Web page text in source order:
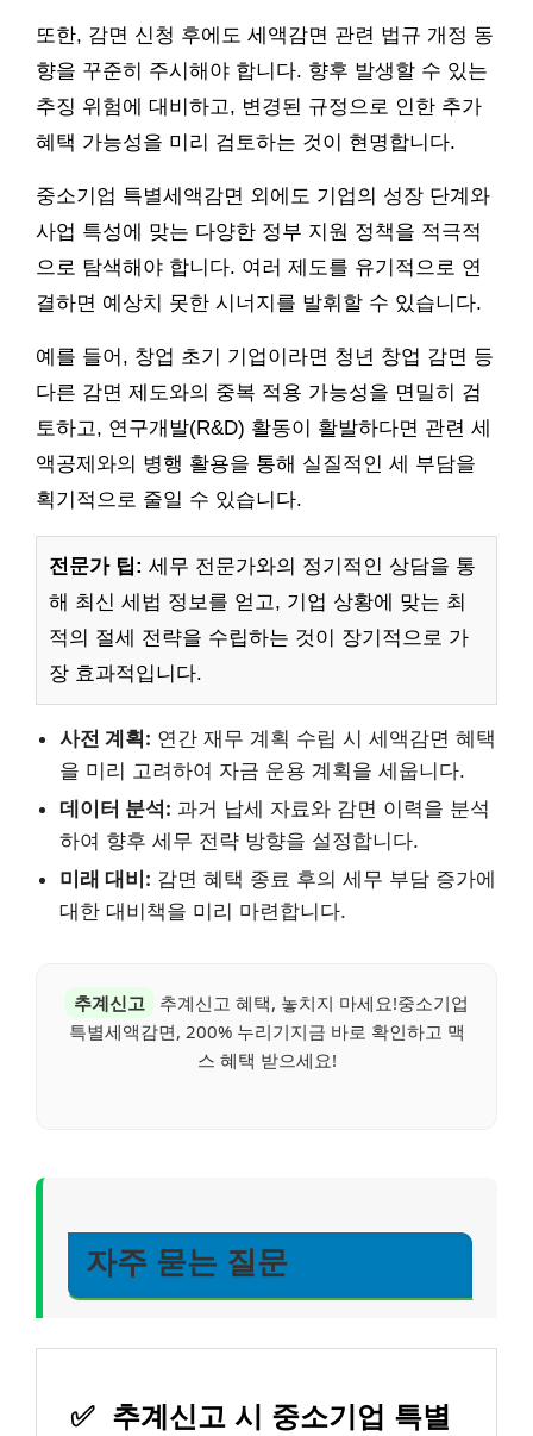
또한, 감면 신청 후에도 세액감면 관련 법규 개정 동
향을 꾸준히 주시해야 합니다. 향후 발생할 수 있는
추징 위험에 대비하고, 변경된 규정으로 인한 추가
혜택 가능성을 미리 검토하는 것이 현명합니다.
중소기업 특별세액감면 외에도 기업의 성장 단계와
사업 특성에 맞는 다양한 정부 지원 정책을 적극적
으로 탐색해야 합니다. 여러 제도를 유기적으로 연
결하면 예상치 못한 시너지를 발휘할 수 있습니다.
예를 들어, 창업 초기 기업이라면 청년 창업 감면 등
다른 감면 제도와의 중복 적용 가능성을 면밀히 검
토하고, 연구개발(R&D) 활동이 활발하다면 관련 세
액공제와의 병행 활용을 통해 실질적인 세 부담을
획기적으로 줄일 수 있습니다.
전문가 팁: 세무 전문가와의 정기적인 상담을 통
해 최신 세법 정보를 얻고, 기업 상황에 맞는 최
적의 절세 전략을 수립하는 것이 장기적으로 가
장 효과적입니다.
사전 계획: 연간 재무 계획 수립 시 세액감면 혜택
을 미리 고려하여 자금 운용 계획을 세웁니다.
데이터 분석: 과거 납세 자료와 감면 이력을 분석
하여 향후 세무 전략 방향을 설정합니다.
미래 대비: 감면 혜택 종료 후의 세무 부담 증가에
대한 대비책을 미리 마련합니다.
추계신고
추계신고 혜택, 놓치지 마세요!중소기업
특별세액감면, 200% 누리기지금 바로 확인하고 맥
스 혜택 받으세요!
자주 묻는 질문
✅ 추계신고 시 중소기업 특별